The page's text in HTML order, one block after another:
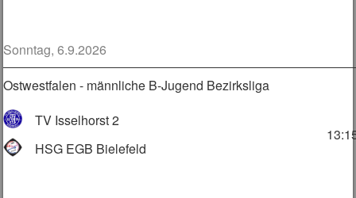
Sonntag, 6.9.2026
Ostwestfalen - männliche B-Jugend Bezirksliga
TV Isselhorst 2
HSG EGB Bielefeld